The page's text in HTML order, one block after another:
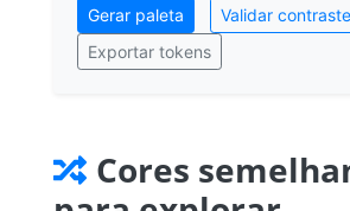
Gerar paleta
Validar contraste
Exportar tokens
Cores